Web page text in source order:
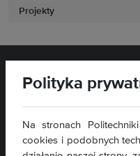
Projekty
Polityka
Na stronach
cookies i podobnych